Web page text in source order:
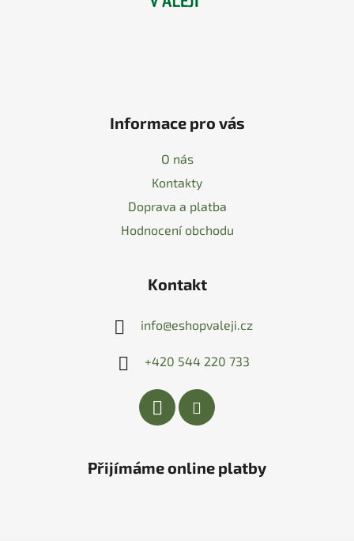
Informace pro vás
O nás
Kontakty
Doprava a platba
Hodnocení obchodu
Kontakt
info@eshopvaleji.cz
+420 544 220 733
Přijímáme online platby